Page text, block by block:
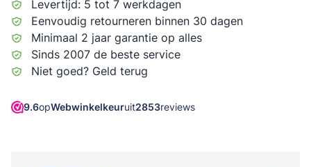
Levertijd: 5 tot 7 werkdagen
Eenvoudig retourneren binnen 30 dagen
Minimaal 2 jaar garantie op alles
Sinds 2007 de beste service
Niet goed? Geld terug
9.6opWebwinkelkeuruit2853reviews